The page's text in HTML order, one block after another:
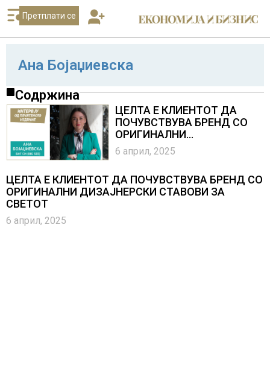
Претплати се
Ана Бојаџиевска
Содржина
ЦЕЛТА Е КЛИЕНТОТ ДА
ПОЧУВСТВУВА БРЕНД СО
ОРИГИНАЛНИ
ДИЗАЈНЕРСКИ СТАВОВИ ЗА
СВЕТОТ
6 април, 2025
ЦЕЛТА Е КЛИЕНТОТ ДА ПОЧУВСТВУВА БРЕНД СО
ОРИГИНАЛНИ ДИЗАЈНЕРСКИ СТАВОВИ ЗА
СВЕТОТ
6 април, 2025